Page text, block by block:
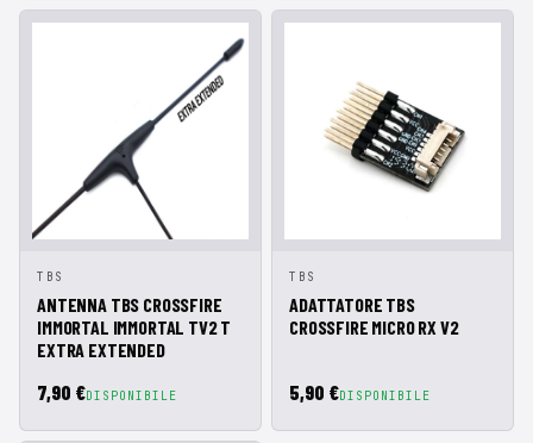
ANTEPRIMA
CARRELLO
TBS
ANTENNA TBS CROSSFIRE
IMMORTAL IMMORTAL TV2 T
EXTRA EXTENDED
7,90 €DISPONIBILE
ANTEPRIMA
CARRELLO
TBS
ADATTATORE TBS
CROSSFIRE MICRO RX V2
5,90 €DISPONIBILE